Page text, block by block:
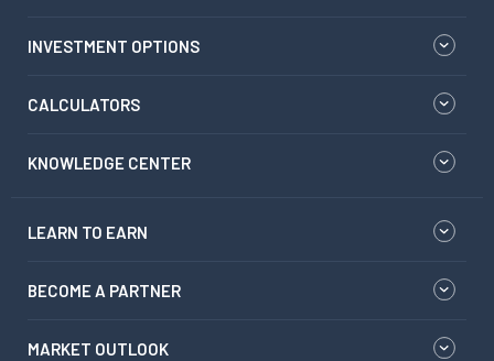
INVESTMENT OPTIONS
CALCULATORS
KNOWLEDGE CENTER
LEARN TO EARN
BECOME A PARTNER
MARKET OUTLOOK